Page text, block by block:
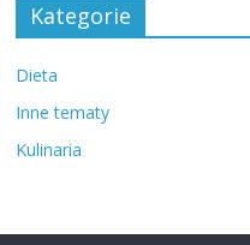
Kategorie
Dieta
Inne tematy
Kulinaria